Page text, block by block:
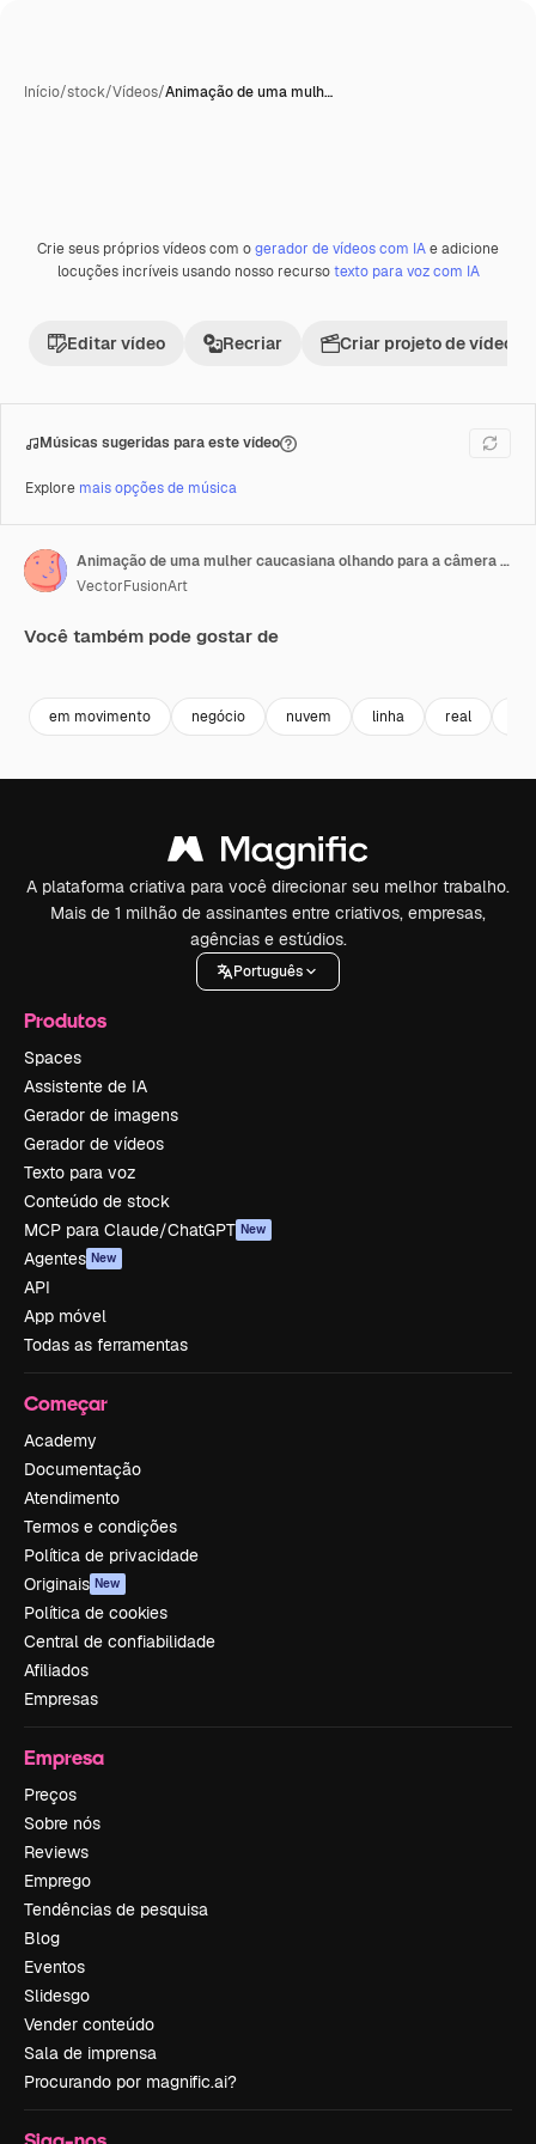
Início/stock/Vídeos/Animação de uma mulh…
PremiumGerada com IA
Crie seus próprios vídeos com ogerador de vídeos com IAe adicione
locuções incríveis usando nosso recursotexto para voz com IA
Editar vídeo Recriar Criar projeto de vídeo
Músicas sugeridas para este vídeo
Explore mais opções de música
Animação de uma mulher caucasiana olhando para a câmera sobre um globo de imagens de pessoas girando
VectorFusionArt
Você também pode gostar de
em movimento negócio nuvem linha real
A plataforma criativa para você direcionar seu melhor trabalho.
Mais de 1 milhão de assinantes entre criativos, empresas,
agências e estúdios.
Português
Produtos
Spaces
Assistente de IA
Gerador de imagens
Gerador de vídeos
Texto para voz
Conteúdo de stock
MCP para Claude/ChatGPT New
Agentes New
API
App móvel
Todas as ferramentas
Começar
Academy
Documentação
Atendimento
Termos e condições
Política de privacidade
Originais New
Política de cookies
Central de confiabilidade
Afiliados
Empresas
Empresa
Preços
Sobre nós
Reviews
Emprego
Tendências de pesquisa
Blog
Eventos
Slidesgo
Vender conteúdo
Sala de imprensa
Procurando por magnific.ai?